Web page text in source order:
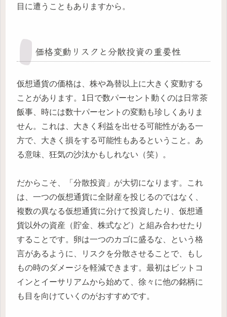
目に遭うこともありますから。
価格変動リスクと分散投資の重要性
仮想通貨の価格は、株や為替以上に大きく変動する
ことがあります。1日で数パーセント動くのは日常茶
飯事、時には数十パーセントの変動も珍しくありま
せん。これは、大きく利益を出せる可能性がある一
方で、大きく損をする可能性もあるということ。あ
る意味、狂気の沙汰かもしれない（笑）。
だからこそ、「分散投資」が大切になります。これ
は、一つの仮想通貨に全財産を投じるのではなく、
複数の異なる仮想通貨に分けて投資したり、仮想通
貨以外の資産（貯金、株式など）と組み合わせたり
することです。卵は一つのカゴに盛るな、という格
言があるように、リスクを分散させることで、もし
もの時のダメージを軽減できます。最初はビットコ
インとイーサリアムから始めて、徐々に他の銘柄に
も目を向けていくのがおすすめです。